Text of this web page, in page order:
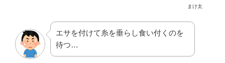
まけ太
エサを付けて糸を垂らし食い付くのを
待つ…